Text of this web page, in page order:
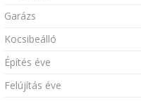
Garázs
Kocsibeálló
Építés éve
Felújítás éve